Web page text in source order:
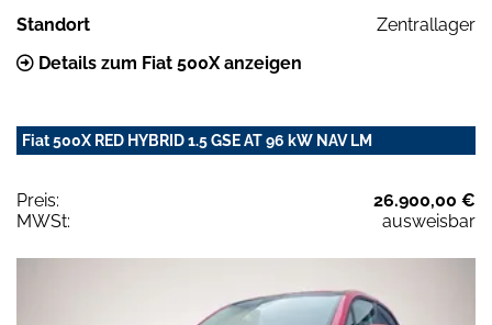
Standort
Zentrallager
Details zum Fiat 500X anzeigen
Fiat 500X RED HYBRID 1.5 GSE AT 96 kW NAV LM
Preis:
26.900,00 €
MWSt:
ausweisbar